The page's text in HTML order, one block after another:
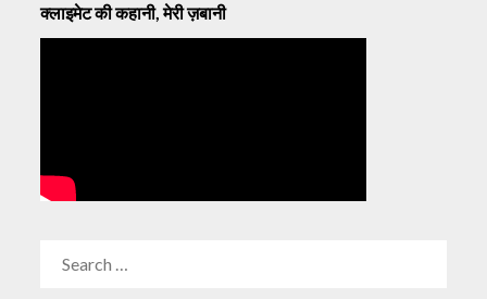
क्लाइमेट की कहानी, मेरी ज़बानी